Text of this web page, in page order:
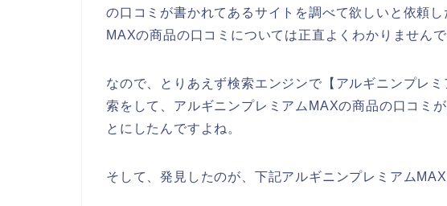
の口コミが書かれてあるサイトを調べて欲しいと依頼
MAXの商品の口コミについては正直よくわかりませんで
なので、とりあえず検索エンジンで【アルギニンプレ
索をして、アルギニンプレミアムMAXの商品の口コミ
とにしたんですよね。
そして、発見したのが、下記アルギニンプレミアム